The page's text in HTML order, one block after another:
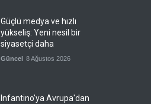
Güçlü medya ve hızlı
yükseliş: Yeni nesil bir
siyasetçi daha
Güncel 8 Ağustos 2026
Infantino'ya Avrupa'dan